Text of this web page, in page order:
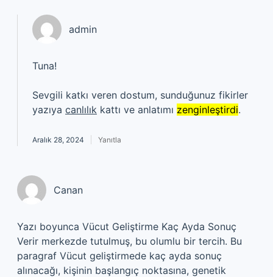
admin
Tuna!
Sevgili katkı veren dostum, sunduğunuz fikirler
yazıya canlılık kattı ve anlatımı zenginleştirdi.
Aralık 28, 2024 Yanıtla
Canan
Yazı boyunca Vücut Geliştirme Kaç Ayda Sonuç
Verir merkezde tutulmuş, bu olumlu bir tercih. Bu
paragraf Vücut geliştirmede kaç ayda sonuç
alınacağı, kişinin başlangıç noktasına, genetik